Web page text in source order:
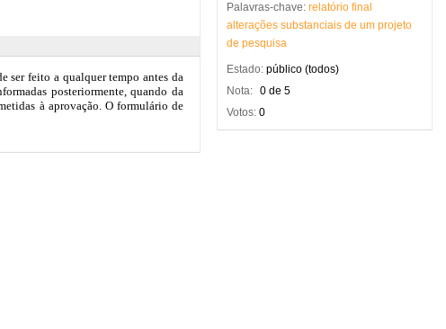
Palavras-chave: relatório final
alterações substanciais de um projeto
de pesquisa
Estado: público (todos)
Nota: 0 de 5
Votos: 0